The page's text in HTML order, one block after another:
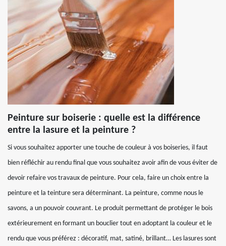
Peinture sur boiserie : quelle est la différence
entre la lasure et la peinture ?
Si vous souhaitez apporter une touche de couleur à vos boiseries, il faut
bien réfléchir au rendu final que vous souhaitez avoir afin de vous éviter de
devoir refaire vos travaux de peinture. Pour cela, faire un choix entre la
peinture et la teinture sera déterminant. La peinture, comme nous le
savons, a un pouvoir couvrant. Le produit permettant de protéger le bois
extérieurement en formant un bouclier tout en adoptant la couleur et le
rendu que vous préférez : décoratif, mat, satiné, brillant… Les lasures sont